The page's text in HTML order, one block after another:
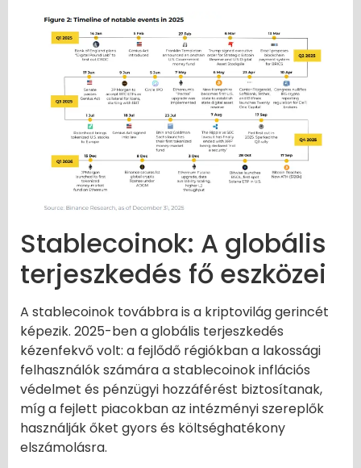
Stablecoinok: A globális
terjeszkedés fő eszközei
A stablecoinok továbbra is a kriptovilág gerincét
képezik. 2025-ben a globális terjeszkedés
kézenfekvő volt: a fejlődő régiókban a lakossági
felhasználók számára a stablecoinok inflációs
védelmet és pénzügyi hozzáférést biztosítanak,
míg a fejlett piacokban az intézményi szereplők
használják őket gyors és költséghatékony
elszámolásra.